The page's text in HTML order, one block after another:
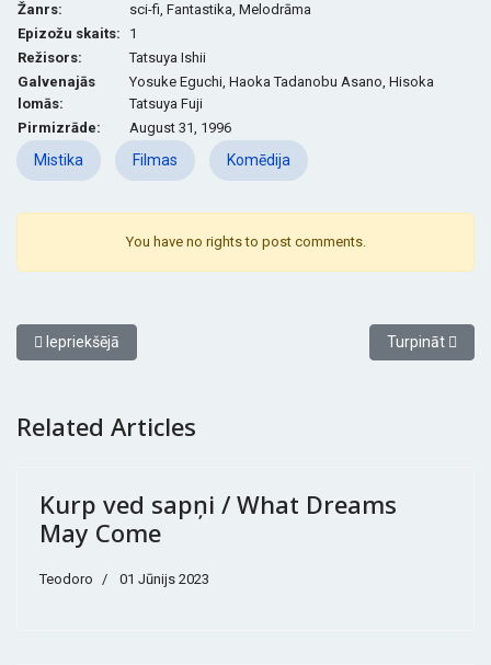
Žanrs:
sci-fi, Fantastika, Melodrāma
Epizožu skaits:
1
Režisors:
Tatsuya Ishii
Galvenajās
lomās:
Yosuke Eguchi, Haoka Tadanobu Asano, Hisoka
Tatsuya Fuji
Pirmizrāde:
August 31, 1996
Mistika Filmas Komēdija
You have no rights to post comments.
Iepriekšējais raksts: Big / Lielais / Большой
Iepriekšējā Nākamais
Turpināt
Related Articles
Kurp ved sapņi / What Dreams
May Come
Teodoro 01 Jūnijs 2023